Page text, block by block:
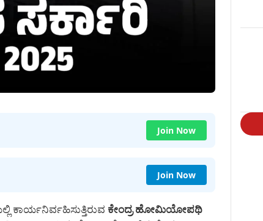
Join Now
Join Now
ಕಾರ್ಯನಿರ್ವಹಿಸುತ್ತಿರುವ ಕೇಂದ್ರ ಹೋಮಿಯೋಪಥಿ